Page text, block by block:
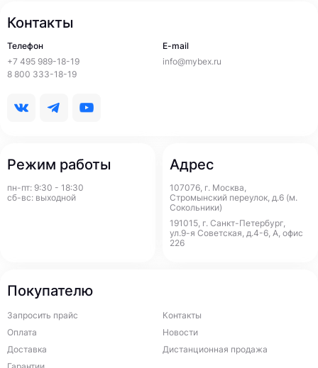
Контакты
Телефон
+7 495 989-18-19
8 800 333-18-19
E-mail
info@mybex.ru
Режим работы
пн-пт: 9:30 - 18:30
сб-вс: выходной
Адрес
107076, г. Москва,
Стромынский переулок, д.6 (м.
Сокольники)
191015, г. Санкт-Петербург,
ул.9-я Советская, д.4-6, А, офис
226
Покупателю
Запросить прайс
Оплата
Доставка
Контакты
Новости
Дистанционная продажа